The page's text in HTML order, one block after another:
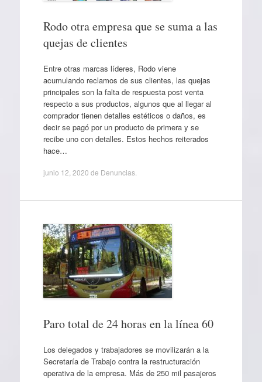
Rodo otra empresa que se suma a las
quejas de clientes
Entre otras marcas líderes, Rodo viene
acumulando reclamos de sus clientes, las quejas
principales son la falta de respuesta post venta
respecto a sus productos, algunos que al llegar al
comprador tienen detalles estéticos o daños, es
decir se pagó por un producto de primera y se
recibe uno con detalles. Estos hechos reiterados
hace…
junio 12, 2020 de Denuncias.
Paro total de 24 horas en la línea 60
Los delegados y trabajadores se movilizarán a la
Secretaría de Trabajo contra la restructuración
operativa de la empresa. Más de 250 mil pasajeros